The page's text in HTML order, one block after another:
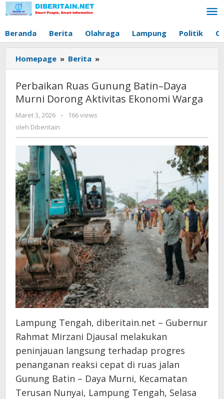
Lewati
ke
Beranda Berita Olahraga Lampung Politik
Homepage » Berita »
Ruas
Batin–
Daya
Aktivitas
Perbaikan Ruas Gunung Batin–Daya
Murni Dorong Aktivitas Ekonomi Warga
Maret 3, 2026
oleh
-
166 views
oleh Diberitain
Lampung Tengah, diberitain.net – Gubernur
Rahmat Mirzani Djausal melakukan
peninjauan langsung terhadap progres
penanganan reaksi cepat di ruas jalan
Gunung Batin – Daya Murni, Kecamatan
Terusan Nunyai, Lampung Tengah, Selasa